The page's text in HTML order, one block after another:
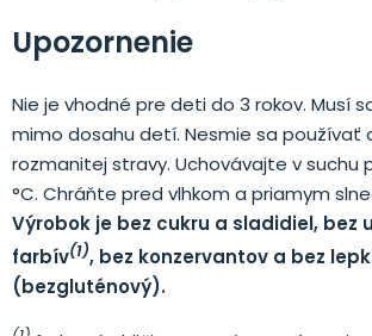
Upozornenie
Nie je vhodné pre deti do 3 rokov. Musí
mimo dosahu detí. Nesmie sa používať
rozmanitej stravy. Uchovávajte v suchu
°C. Chráňte pred vlhkom a priamym
Výrobok je bez cukru a sladidiel, bez
farbív(1), bez konzervantov a bez
(bezgluténový).